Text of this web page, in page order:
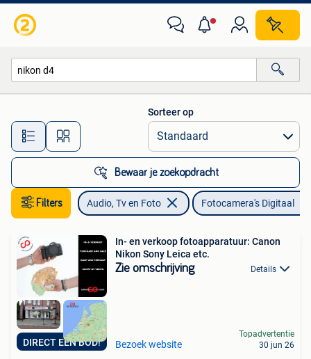
Alle afstanden…
Sorteer op
Bewaar je zoekopdracht
Filters Audio, Tv en Foto Fotocamera's Digitaal
DIRECT EEN BOD!
In- en verkoop fotoapparatuur: Canon
Nikon Sony Leica etc.
Zie omschrijving Details
Bezoek website
Topadvertentie
30 jun 26